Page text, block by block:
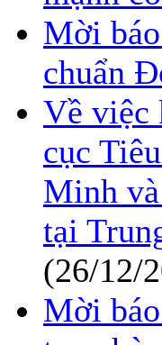
Mời
chuẩn
Về việc
cục
Minh
tại
(26/12/
Mời